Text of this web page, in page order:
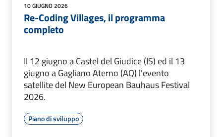
10 GIUGNO 2026
Re-Coding Villages, il programma
completo
Il 12 giugno a Castel del Giudice (IS) ed il 13
giugno a Gagliano Aterno (AQ) l’evento
satellite del New European Bauhaus Festival
2026.
Piano di sviluppo